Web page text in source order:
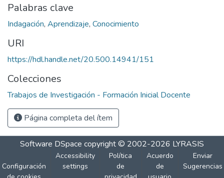
Palabras clave
Indagación, Aprendizaje, Conocimiento
URI
https://hdl.handle.net/20.500.14941/151
Colecciones
Trabajos de Investigación - Formación Inicial Docente
Página completa del ítem
Software DSpace copyright © 2002-2026 LYRASIS
Configuración
Accessibility
settings
Política
de
Acuerdo
de
Enviar
Sugerencias